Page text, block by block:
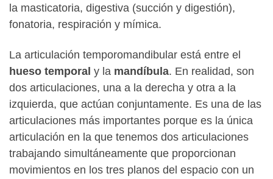
la masticatoria, digestiva (succión y digestión),
fonatoria, respiración y mímica.
La articulación temporomandibular está entre el
hueso temporal y la mandíbula. En realidad, son
dos articulaciones, una a la derecha y otra a la
izquierda, que actúan conjuntamente. Es una de las
articulaciones más importantes porque es la única
articulación en la que tenemos dos articulaciones
trabajando simultáneamente que proporcionan
movimientos en los tres planos del espacio con un